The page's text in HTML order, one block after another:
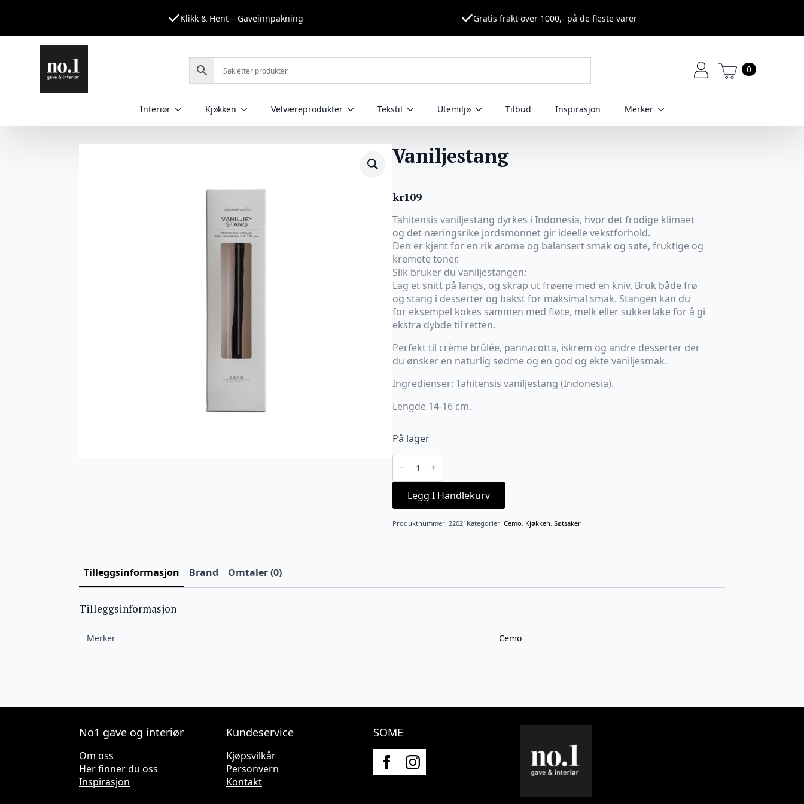
Klikk & Hent – Gaveinnpakning Gratis frakt over 1000,- på de fleste varer
0
Interiør Kjøkken Velværeprodukter Tekstil Utemiljø Tilbud Inspirasjon Merker
Vaniljestang
kr109
Tahitensis vaniljestang dyrkes i Indonesia, hvor det frodige klimaet
og det næringsrike jordsmonnet gir ideelle vekstforhold.
Den er kjent for en rik aroma og balansert smak og søte, fruktige og
kremete toner.
Slik bruker du vaniljestangen:
Lag et snitt på langs, og skrap ut frøene med en kniv. Bruk både frø
og stang i desserter og bakst for maksimal smak. Stangen kan du
for eksempel kokes sammen med fløte, melk eller sukkerlake for å gi
ekstra dybde til retten.
Perfekt til crème brûlée, pannacotta, iskrem og andre desserter der
du ønsker en naturlig sødme og en god og ekte vaniljesmak.
Ingredienser: Tahitensis vaniljestang (Indonesia).
Lengde 14-16 cm.
På lager
Vaniljestang
antall
Legg I Handlekurv
Produktnummer: 22021 Kategorier: Cemo, Kjøkken, Søtsaker
Tilleggsinformasjon Brand Omtaler (0)
Tilleggsinformasjon
Merker Cemo
No1 gave og interiør
Om oss
Her finner du oss
Inspirasjon
Kundeservice
Kjøpsvilkår
Personvern
Kontakt
SOME